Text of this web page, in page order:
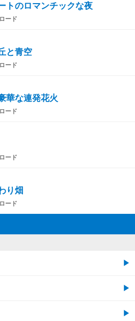
トのロマンチックな夜
ード
と青空
ード
華な連発花火
ード
ード
り畑
ード